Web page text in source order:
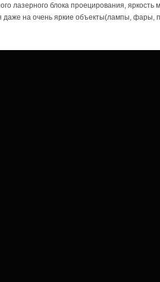
лазерного блока проецирования, яркость
даже на очень яркие объекты(лампы, фары,